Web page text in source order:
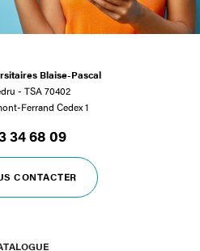
Blaise-Pascal
- TSA 70402
Ferrand Cedex 1
34 68 09
CONTACTER